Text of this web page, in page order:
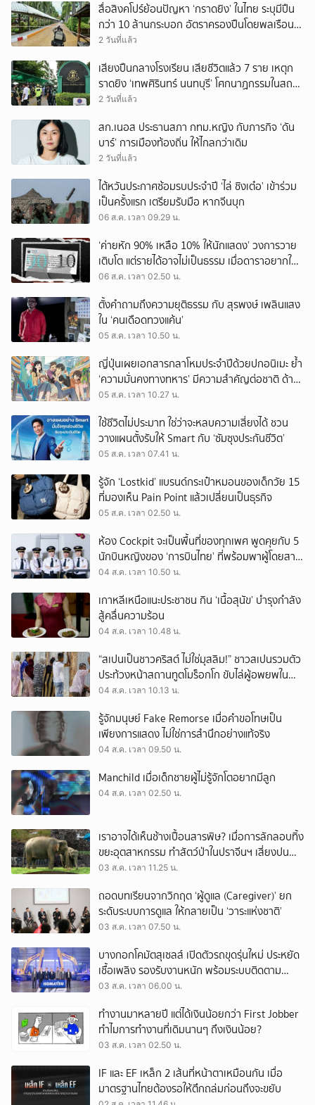
สื่อสิงคโปร์ย้อนปัญหา ‘กราดยิง’ ในไทย ระบุมีปืน
กว่า 10 ล้านกระบอก อัตราครองปืนโดยพลเรือน
สูงที่สุดในภูมิภาค
2 วันที่แล้ว
เสียงปืนกลางโรงเรียน เสียชีวิตแล้ว 7 ราย เหตุก
ราดยิง ‘เทพศิรินทร์ นนทบุรี’ โศกนาฏกรรมในสถาน
ศึกษา ครั้งที่ 2 ในรอบปี
2 วันที่แล้ว
สก.เนอส ประธานสภา กทม.หญิง กับภารกิจ ‘ดัน
บาร์’ การเมืองท้องถิ่น ให้ไกลกว่าเดิม
2 วันที่แล้ว
ไต้หวันประกาศซ้อมรบประจำปี ‘ไล่ ชิงเต๋อ’ เข้าร่วม
เป็นครั้งแรก เตรียมรับมือ หากจีนบุก
06 ส.ค. เวลา 09.29 น.
‘ค่ายหัก 90% เหลือ 10% ให้นักแสดง’ วงการวาย
เติบโต แต่รายได้อาจไม่เป็นธรรม เมื่อดาราอยากให้มี
‘สัญญามาตรฐาน’
06 ส.ค. เวลา 02.50 น.
ตั้งคำถามถึงความยุติธรรม กับ สุรพงษ์ เพลินแสง
ใน ‘คนเดือดทวงแค้น’
05 ส.ค. เวลา 10.50 น.
ญี่ปุ่นเผยเอกสารกลาโหมประจำปีด้วยปกอนิเมะ ย้ำ
‘ความมั่นคงทางทหาร’ มีความสำคัญต่อชาติ ด้าน
จีนเตือน ขออย่าซ้ำรอยประวัติศาสตร์
05 ส.ค. เวลา 10.27 น.
ใช้ชีวิตไม่ประมาท ใช่ว่าจะหลบความเสี่ยงได้ ชวน
วางแผนตั้งรับให้ Smart กับ ‘ซัมซุงประกันชีวิต’
05 ส.ค. เวลา 07.41 น.
รู้จัก ‘Lostkid’ แบรนด์กระเป๋าหมอนของเด็กวัย 15
ที่มองเห็น Pain Point แล้วเปลี่ยนเป็นธุรกิจ
05 ส.ค. เวลา 02.50 น.
ห้อง Cockpit จะเป็นพื้นที่ของทุกเพศ พูดคุยกับ 5
นักบินหญิงของ ‘การบินไทย’ ที่พร้อมพาผู้โดยสาร
บินไปทั่วโลก
04 ส.ค. เวลา 10.50 น.
เกาหลีเหนือแนะประชาชน กิน ‘เนื้อสุนัข’ บำรุงกำลัง
สู้คลื่นความร้อน
04 ส.ค. เวลา 10.48 น.
“สเปนเป็นชาวคริสต์ ไม่ใช่มุสลิม!” ชาวสเปนรวมตัว
ประท้วงหน้าสถานทูตโมร็อกโก ขับไล่ผู้อพยพใน
เมืองเซวตาออกนอกประเทศ
04 ส.ค. เวลา 10.13 น.
รู้จักมนุษย์ Fake Remorse เมื่อคำขอโทษเป็น
เพียงการแสดง ไม่ใช่การสำนึกอย่างแท้จริง
04 ส.ค. เวลา 09.50 น.
Manchild เมื่อเด็กชายผู้ไม่รู้จักโตอยากมีลูก
04 ส.ค. เวลา 02.50 น.
เราอาจได้เห็นช้างเปื้อนสารพิษ? เมื่อการลักลอบทิ้ง
ขยะอุตสาหกรรม ทำสัตว์ป่าในปราจีนฯ เสี่ยงปน
เปื้อน
03 ส.ค. เวลา 11.25 น.
ถอดบทเรียนจากวิกฤต ‘ผู้ดูแล (Caregiver)’ ยก
ระดับระบบการดูแล ให้กลายเป็น ‘วาระแห่งชาติ’
03 ส.ค. เวลา 07.50 น.
บางกอกโคมัตสุเซลส์ เปิดตัวรถขุดรุ่นใหม่ ประหยัด
เชื้อเพลิง รองรับงานหนัก พร้อมระบบติดตาม
เครื่องจักรผ่านดาวเทียม
03 ส.ค. เวลา 06.00 น.
ทำงานมาหลายปี แต่ได้เงินน้อยกว่า First Jobber
ทำไมการทำงานที่เดิมนานๆ ถึงเงินน้อย?
03 ส.ค. เวลา 02.50 น.
IF และ EF เหล็ก 2 เส้นที่หน้าตาเหมือนกัน เมื่อ
มาตรฐานไทยต้องรอให้ตึกถล่มก่อนถึงจะขยับ